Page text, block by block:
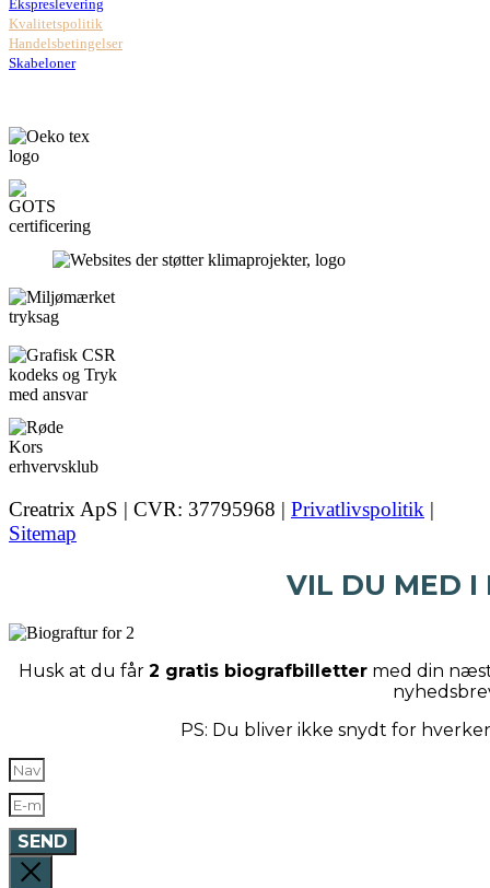
Ekspreslevering
Kvalitetspolitik
Handelsbetingelser
Skabeloner
Creatrix ApS | CVR: 37795968 | Privatlivspolitik |
Sitemap
VIL DU MED I
Husk at du får 2 gratis biografbillettermed din
PS: Du bliver ikke snydt for
SEND